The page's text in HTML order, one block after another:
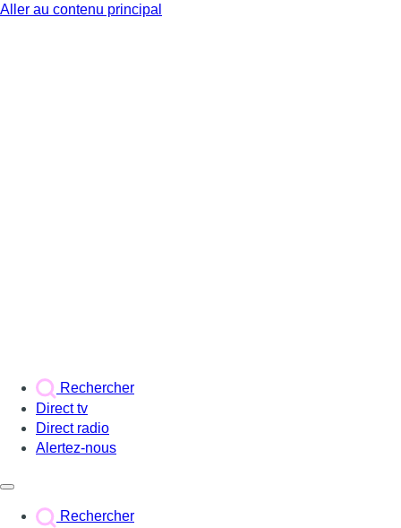
Aller au contenu principal
Rechercher
Direct tv
Direct radio
Alertez-nous
Rechercher